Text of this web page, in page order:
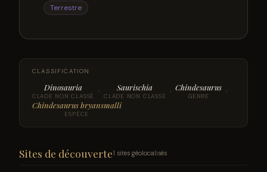
Terrestre
CLASSIFICATION
Dinosauria
CLADE NON CLASSÉ › Saurischia
CLADE NON CLASSÉ › Chindesaurus
GENRE ›
Chindesaurus bryansmalli
ESPÈCE
Sites de découverte1 sites géolocalisés